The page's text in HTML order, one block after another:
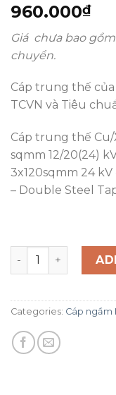
960.000₫
Giá chưa bao
chuyển.
Cáp trung thế
TCVN và Tiêu
Cáp trung thế Cu/
sqmm 12/20(24)
3x120sqmm 24
– Double Steel
Cáp ngầm trung
Categories: Cáp ngầm